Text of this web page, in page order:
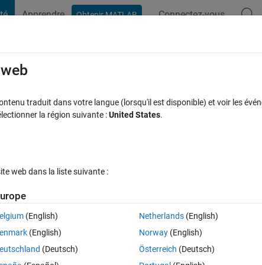
Apprendre Obtenir MATLAB Connectez-vous
objects
certain objects, i already used cascade object detector from the
Any tips on how to start?
traduit dans votre langue (lorsqu'il est disponible) et voir les
la région suivante :United States.
web dans la liste suivante :
(English)
(English)
(Deutsch)
Netherlands(English)
Norway(English)
Österreich (Deutsch)